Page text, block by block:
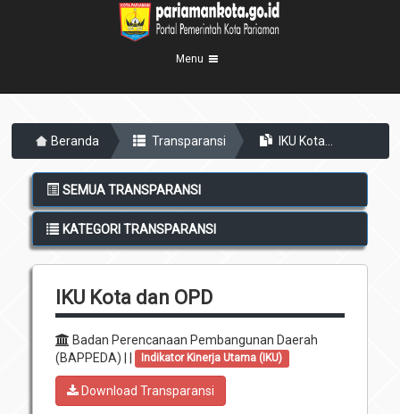
Menu
Profil Kota
Sejarah
Lambang Kota
Demografis
Geografis
Pemerintahan
Eksekutif
Legislatif
Sekretariat Daerah
Kecamatan
Desa
Kelurahan
Berita Kota
Transparansi
Informasi
Layanan
Agenda
Pengumuman
Beranda Transparansi IKU Kota...
SEMUA TRANSPARANSI
KATEGORI TRANSPARANSI
IKU Kota dan OPD
Badan Perencanaan Pembangunan Daerah
(BAPPEDA) | |
Indikator Kinerja Utama (IKU)
Download Transparansi